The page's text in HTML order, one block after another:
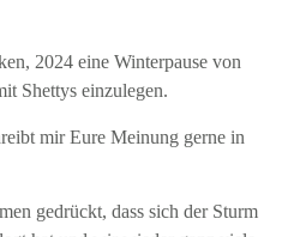
2024 eine Winterpause von
Shettys einzulegen.
mir Eure Meinung gerne in
gedrückt, dass sich der Sturm